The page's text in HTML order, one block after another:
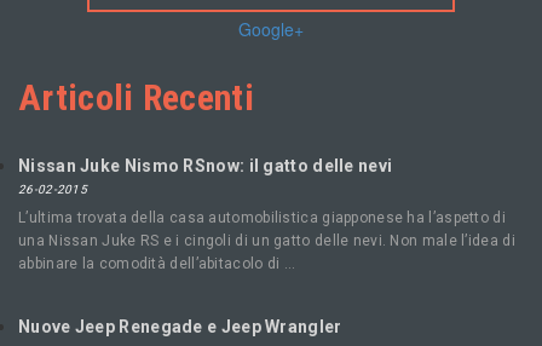
Google+
Articoli Recenti
Nissan Juke Nismo RSnow: il gatto delle nevi
26-02-2015
L’ultima trovata della casa automobilistica giapponese ha l’aspetto di
una Nissan Juke RS e i cingoli di un gatto delle nevi. Non male l’idea di
abbinare la comodità dell’abitacolo di …
Nuove Jeep Renegade e Jeep Wrangler